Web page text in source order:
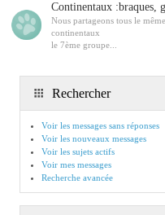
Continentaux :braques,
Nous partageons tous le
continentaux
le 7ème groupe...
Rechercher
Voir les messages sans réponses
Voir les nouveaux messages
Voir les sujets actifs
Voir mes messages
Recherche avancée